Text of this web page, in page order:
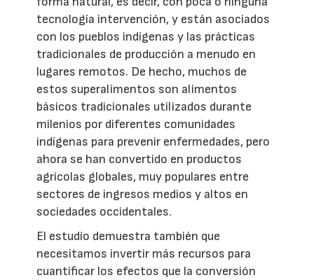
tecnología intervención, y están asociados
con los pueblos indígenas y las prácticas
tradicionales de producción a menudo en
lugares remotos. De hecho, muchos de
estos superalimentos son alimentos
básicos tradicionales utilizados durante
milenios por diferentes comunidades
indígenas para prevenir enfermedades, pero
ahora se han convertido en productos
agrícolas globales, muy populares entre
sectores de ingresos medios y altos en
sociedades occidentales.
El estudio demuestra también que
necesitamos invertir más recursos para
cuantificar los efectos que la conversión